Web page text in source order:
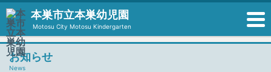
本巣市立本巣幼児園
Motosu City Motosu Kindergarten
お知らせ
News